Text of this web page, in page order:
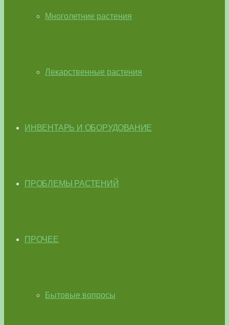
Многолетние растения
Лекарственные растения
ИНВЕНТАРЬ И ОБОРУДОВАНИЕ
ПРОБЛЕМЫ РАСТЕНИЙ
ПРОЧЕЕ
Бытовые вопросы